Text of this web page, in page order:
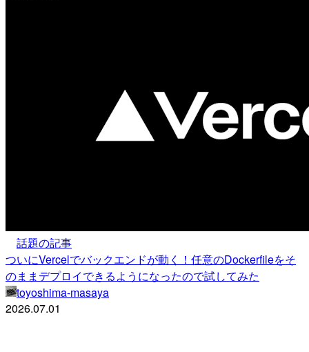
話題の記事
ついにVercelでバックエンドが動く！任意のDockerfileをそ
のままデプロイできるようになったので試してみた
toyoshima-masaya
2026.07.01